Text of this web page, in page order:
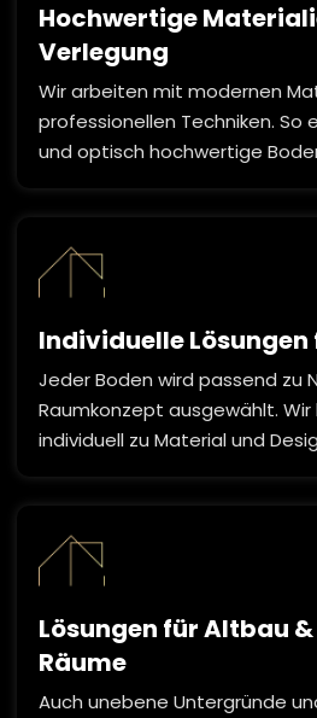
Hochwertige
Verlegung
Wir arbeiten mit modernen
professionellen Techniken.
und optisch hochwertige
Individuelle Lösungen
Jeder Boden wird passend zu
Raumkonzept ausgewählt.
individuell zu Material und
Lösungen für Altbau
Räume
Auch unebene Untergründe